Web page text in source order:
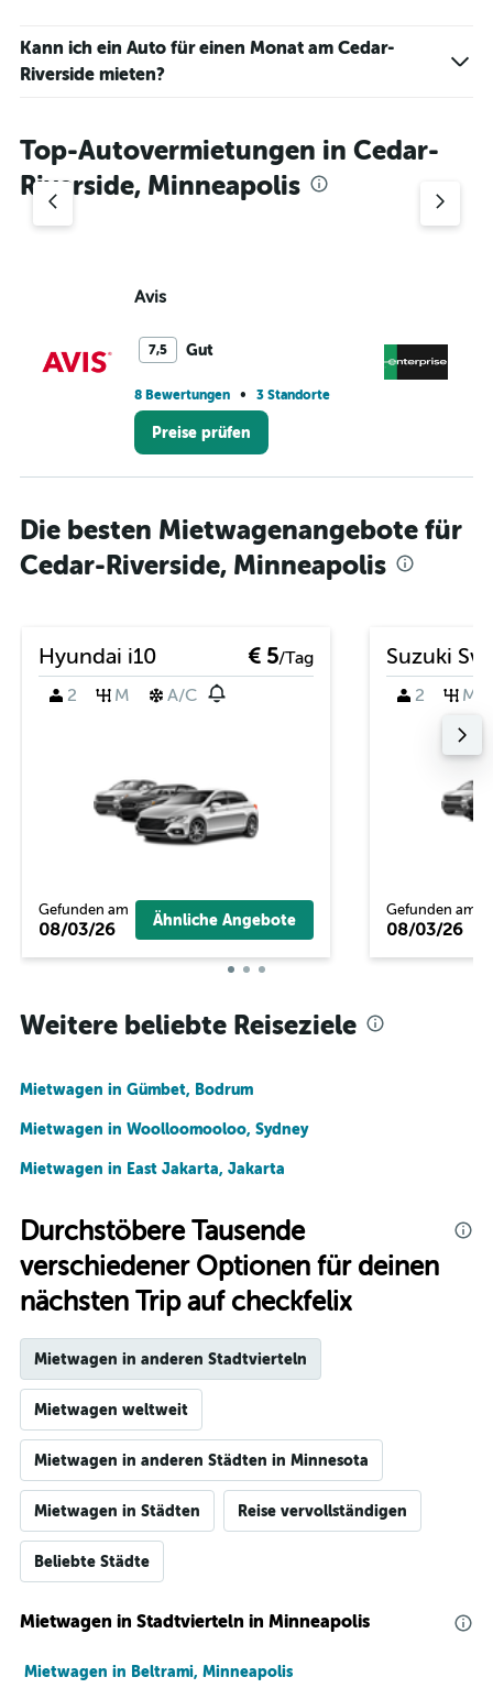
Kann ich ein Auto für einen Monat am Cedar-
Riverside mieten?
Top-Autovermietungen in Cedar-
Riverside, Minneapolis
Avis
7,5 Gut
8 Bewertungen • 3 Standorte
Preise prüfen
Die besten Mietwagenangebote für
Cedar-Riverside, Minneapolis
Hyundai i10 € 5/Tag
2
M A/C
Gefunden am
08/03/26 Ähnliche Angebote
Suzuki
2 M
Gefunden am
08/03/26
Weitere beliebte Reiseziele
Mietwagen in Gümbet, Bodrum
Mietwagen in Woolloomooloo, Sydney
Mietwagen in East Jakarta, Jakarta
Durchstöbere Tausende
verschiedener Optionen für deinen
nächsten Trip auf checkfelix
Mietwagen in anderen Stadtvierteln
Mietwagen weltweit
Mietwagen in anderen Städten in Minnesota
Mietwagen in Städten Reise vervollständigen
Beliebte Städte
Mietwagen in Stadtvierteln in Minneapolis
Mietwagen in Beltrami, Minneapolis